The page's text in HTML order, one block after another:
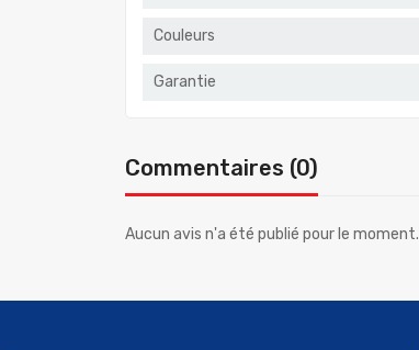
Couleurs
Garantie
Commentaires (0)
Aucun avis n'a été publié pour le moment.